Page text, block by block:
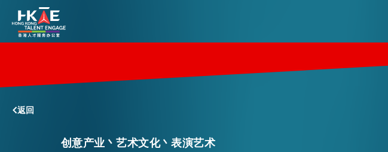
返回
创意产业丶艺术文化丶表演艺术